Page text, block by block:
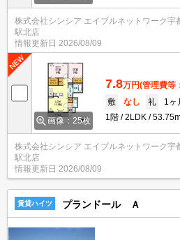
株式会社シンシア エイブルネットワーク宇
駅北店
情報更新日 2026/08/09
画像：25枚
7.8万円(管理費等
敷
なし 礼
1ヶ
1階
2LDK
株式会社シンシア エイブルネットワーク宇
駅北店
情報更新日 2026/08/09
賃貸ハイツ プランドール Ａ